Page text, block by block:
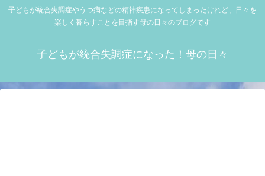
子どもが統合失調症やうつ病などの精神疾患になってしまったけれど、日々を
楽しく暮らすことを目指す母の日々のブログです
子どもが統合失調症になった！母の日々